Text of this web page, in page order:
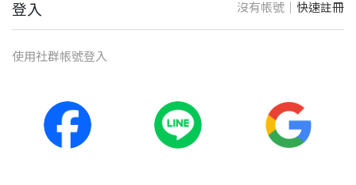
登入 沒有帳號｜ 快速註冊
使⽤社群帳號登入